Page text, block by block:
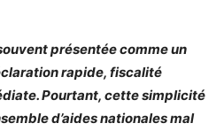
présentée comme un
rapide, fiscalité
Pourtant, cette simplicité
d’aides nationales mal